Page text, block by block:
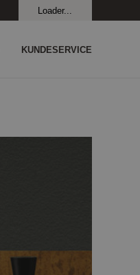
Loader...
KUNDESERVICE